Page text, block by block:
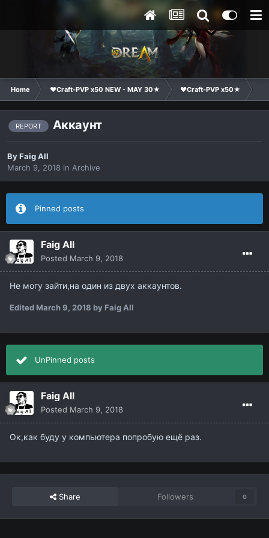
Home ❤Craft-PVP x50 NEW - MAY 30★ ❤Craft-PVP x50★
REPORT Аккаунт
ByFaig All
March 9, 2018 in Archive
Pinned posts
Faig All
Posted March 9, 2018
Не могу зайти,на один из двух аккаунтов.
Edited March 9, 2018 by Faig All
UnPinned posts
Faig All
Posted March 9, 2018
Ок,как буду у компьютера попробую ещё раз.
Share Followers 0